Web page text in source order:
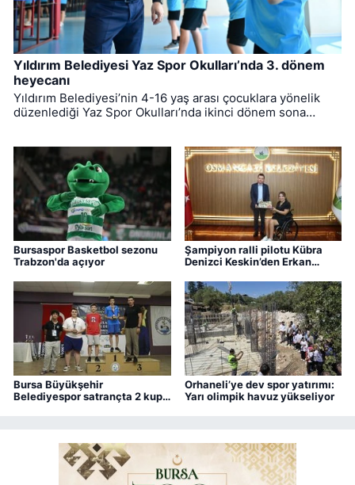
Yıldırım Belediyesi Yaz Spor Okulları’nda 3. dönem
heyecanı
Yıldırım Belediyesi’nin 4-16 yaş arası çocuklara yönelik
düzenlediği Yaz Spor Okulları’nda ikinci dönem sona
Bursaspor Basketbol sezonu
Trabzon'da açıyor
Şampiyon ralli pilotu Kübra
Denizci Keskin’den Erkan
Bursa Büyükşehir
Belediyespor satrançta 2 kupa
Orhaneli’ye dev spor yatırımı:
Yarı olimpik havuz yükseliyor